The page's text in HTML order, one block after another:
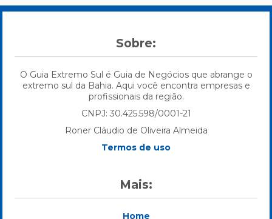
Sobre:
O Guia Extremo Sul é Guia de Negócios que abrange o
extremo sul da Bahia. Aqui você encontra empresas e
profissionais da região.
CNPJ: 30.425.598/0001-21
Roner Cláudio de Oliveira Almeida
Termos de uso
Mais:
Home